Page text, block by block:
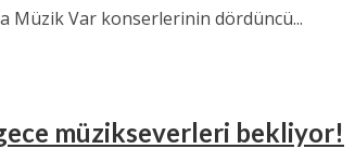
Müzik Var konserlerinin dördüncü...
müzikseverleri bekliyor!